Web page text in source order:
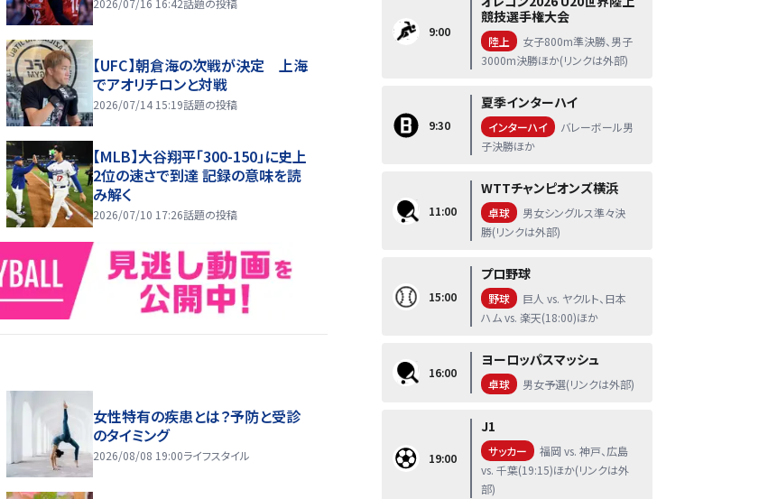
【UFC】朝倉海の次戦が決定 上海
でアオリチロンと対戦
2026/07/14 15:19話題の投稿
【MLB】大谷翔平「300-150」に史上
2位の速さで到達 記録の意味を読
み解く
2026/07/10 17:26話題の投稿
女性特有の疾患とは？予防と受診
のタイミング
2026/08/08 19:00ライフスタイル
9:00
競技選手権大会
陸上
女子800m準決勝、男子
3000m決勝ほか(リンクは外部)
9:30
夏季インターハイ
インターハイ
バレーボール男
子決勝ほか
11:00
WTTチャンピオンズ横浜
卓球
男女シングルス準々決
勝(リンクは外部)
15:00
プロ野球
野球
巨人 vs. ヤクルト、日本
ハム vs. 楽天(18:00)ほか
16:00
ヨーロッパスマッシュ
卓球 男女予選(リンクは外部)
19:00
J1
サッカー
福岡 vs. 神戸、広島
vs. 千葉(19:15)ほか(リンクは外
部)